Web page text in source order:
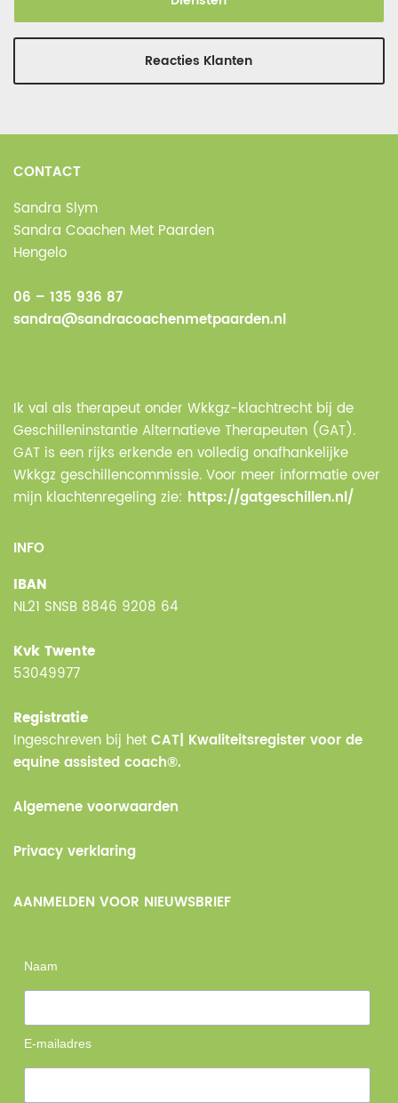
Reacties Klanten
CONTACT
Sandra Slym
Sandra Coachen Met Paarden
Hengelo
06 – 135 936 87
sandra@sandracoachenmetpaarden.nl
Ik val als therapeut onder Wkkgz-klachtrecht bij de
Geschilleninstantie Alternatieve Therapeuten (GAT).
GAT is een rijks erkende en volledig onafhankelijke
Wkkgz geschillencommissie. Voor meer informatie over
mijn klachtenregeling zie: https://gatgeschillen.nl/
INFO
IBAN
NL21 SNSB 8846 9208 64
Kvk Twente
53049977
Registratie
Ingeschreven bij het CAT| Kwaliteitsregister voor de
equine assisted coach®.
Algemene voorwaarden
Privacy verklaring
AANMELDEN VOOR NIEUWSBRIEF
Naam
E-mailadres